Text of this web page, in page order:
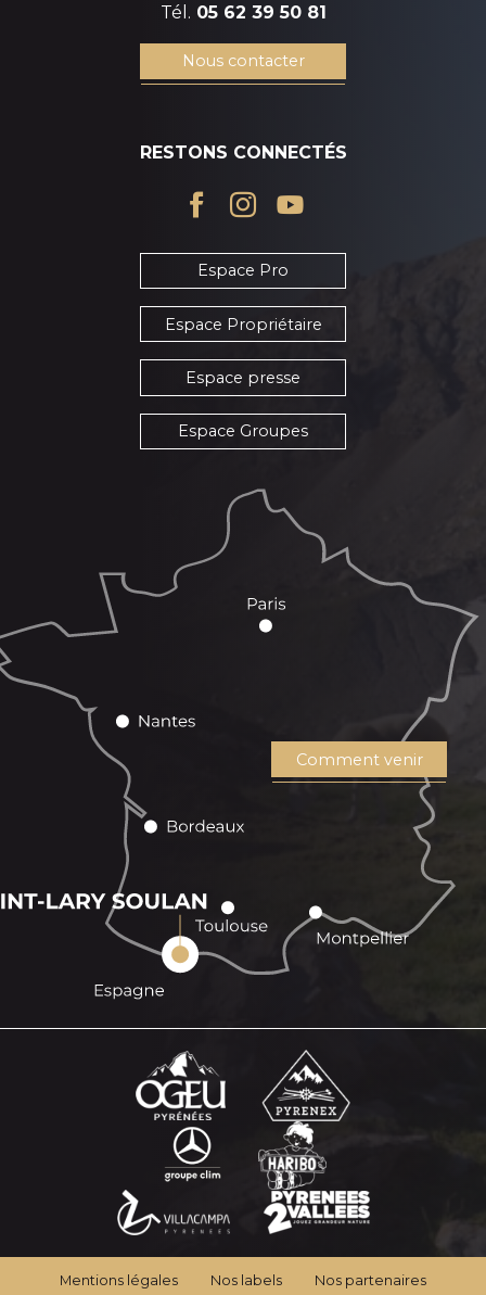
Tél. 05 62 39 50 81
Nous contacter
RESTONS CONNECTÉS
Espace Pro
Espace Propriétaire
Espace presse
Espace Groupes
Comment venir
Mentions légales Nos labels Nos partenaires